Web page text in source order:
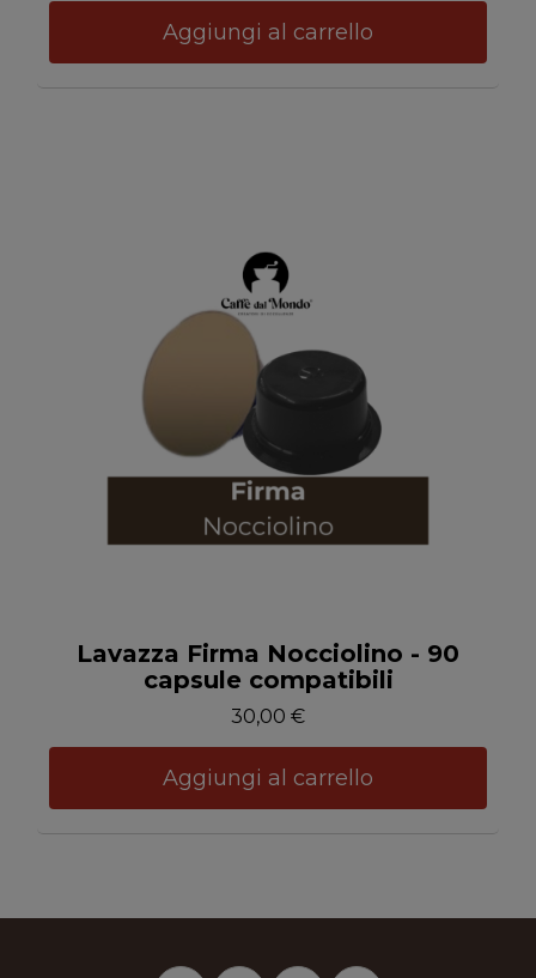
Aggiungi al carrello
Anteprima
Lavazza Firma Nocciolino - 90
capsule compatibili
30,00 €
Aggiungi al carrello